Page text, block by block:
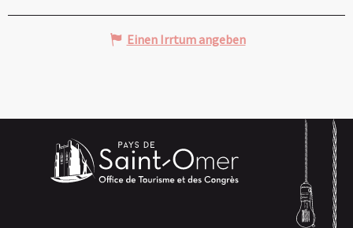
Einen Irrtum angeben